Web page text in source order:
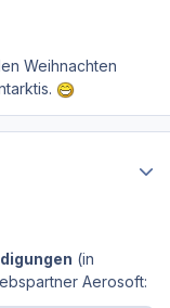
Weihnachten
(in
Aerosoft: